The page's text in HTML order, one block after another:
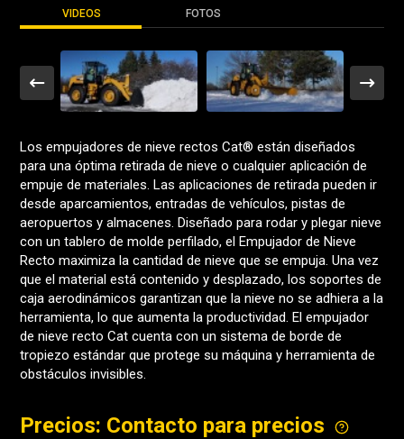
VIDEOS FOTOS
Los empujadores de nieve rectos Cat® están diseñados
para una óptima retirada de nieve o cualquier aplicación de
empuje de materiales. Las aplicaciones de retirada pueden ir
desde aparcamientos, entradas de vehículos, pistas de
aeropuertos y almacenes. Diseñado para rodar y plegar nieve
con un tablero de molde perfilado, el Empujador de Nieve
Recto maximiza la cantidad de nieve que se empuja. Una vez
que el material está contenido y desplazado, los soportes de
caja aerodinámicos garantizan que la nieve no se adhiera a la
herramienta, lo que aumenta la productividad. El empujador
de nieve recto Cat cuenta con un sistema de borde de
tropiezo estándar que protege su máquina y herramienta de
obstáculos invisibles.
Precios: Contacto para precios